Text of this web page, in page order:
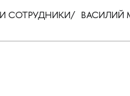
СОТРУДНИКИ ВАСИЛИЙ